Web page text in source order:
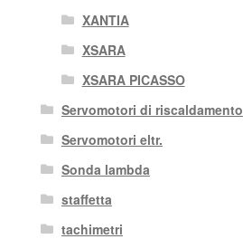
XANTIA
XSARA
XSARA PICASSO
Servomotori di riscaldamento
Servomotori eltr.
Sonda lambda
staffetta
tachimetri